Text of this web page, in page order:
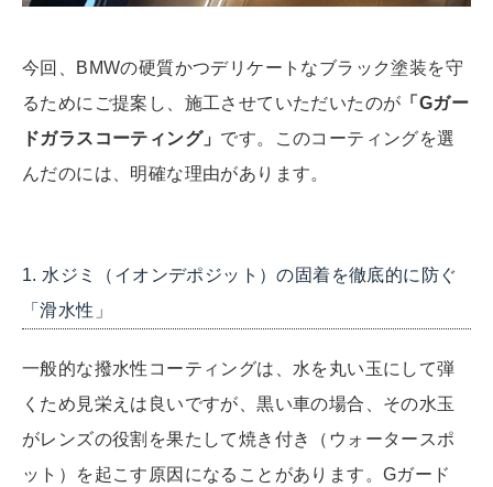
今回、BMWの硬質かつデリケートなブラック塗装を守
るためにご提案し、施工させていただいたのが 「Gガー
ドガラスコーティング」 です。このコーティングを選
んだのには、明確な理由があります。
1. 水ジミ（イオンデポジット）の固着を徹底的に防ぐ
「滑水性」
一般的な撥水性コーティングは、水を丸い玉にして弾
くため見栄えは良いですが、黒い車の場合、その水玉
がレンズの役割を果たして焼き付き（ウォータースポ
ット）を起こす原因になることがあります。Gガード